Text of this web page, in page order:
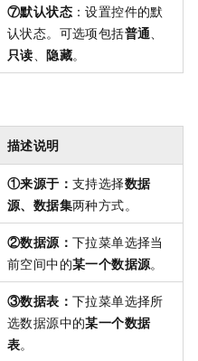
⑦默认状态 ：设置控件的默
认状态。可选项包括普通
只读 、隐藏。
描述说明
①来源于： 支持选择数据
源、数据集两种方式。
②数据源： 下拉菜单选择当
前空间中的某一个数据源。
③数据表： 下拉菜单选择所
选数据源中的某一个数据
表。